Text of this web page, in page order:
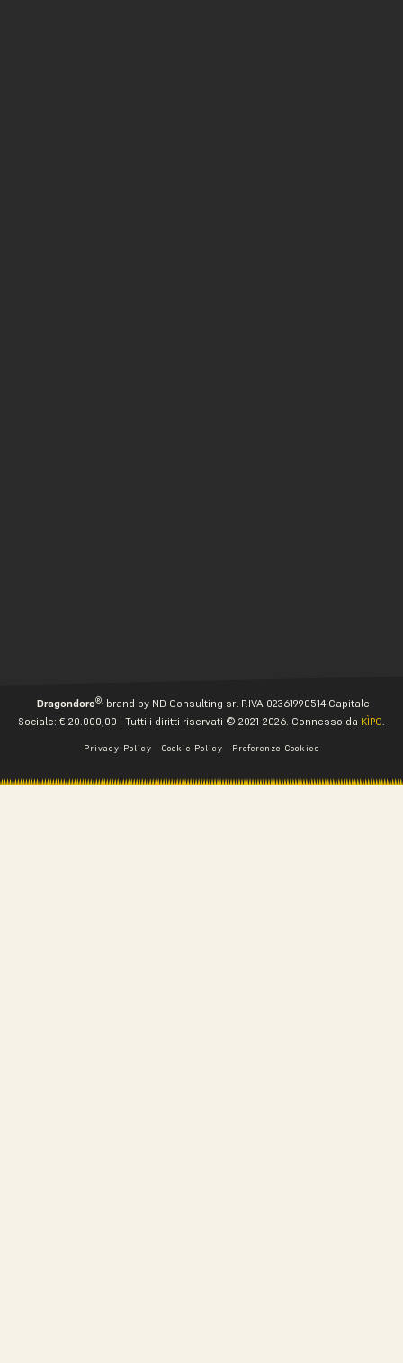
Dragondoro®,brand by ND Consulting srl P.IVA 02361990514 Capitale
Sociale: € 20.000,00 | Tutti i diritti riservati © 2021-2026. Connesso da KÌPO.
Privacy Policy Cookie Policy Preferenze Cookies